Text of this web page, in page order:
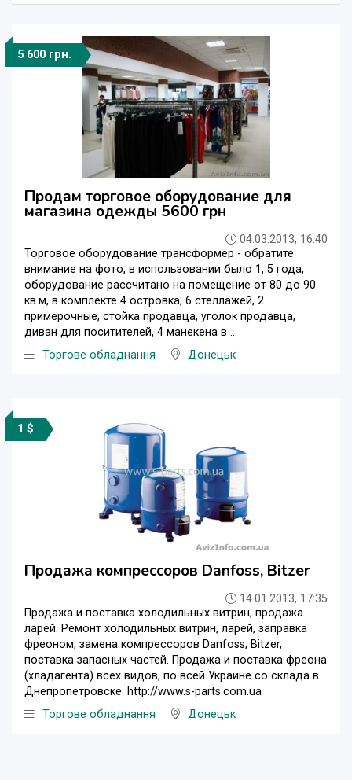
5 600 грн.
Продам торговое оборудование для
магазина одежды 5600 грн
04.03.2013, 16:40
Торговое оборудование трансформер - обратите
внимание на фото, в использовании было 1, 5 года,
оборудование рассчитано на помещение от 80 до 90
кв.м, в комплекте 4 островка, 6 стеллажей, 2
примерочные, стойка продавца, уголок продавца,
диван для поситителей, 4 манекена в ...
Торгове обладнання
Донецьк
1 $
Продажа компрессоров Danfoss, Bitzer
14.01.2013, 17:35
Продажа и поставка холодильных витрин, продажа
ларей. Ремонт холодильных витрин, ларей, заправка
фреоном, замена компрессоров Danfoss, Bitzer,
поставка запасных частей. Продажа и поставка фреона
(хладагента) всех видов, по всей Украине со склада в
Днепропетровске. http://www.s-parts.com.ua
Торгове обладнання
Донецьк